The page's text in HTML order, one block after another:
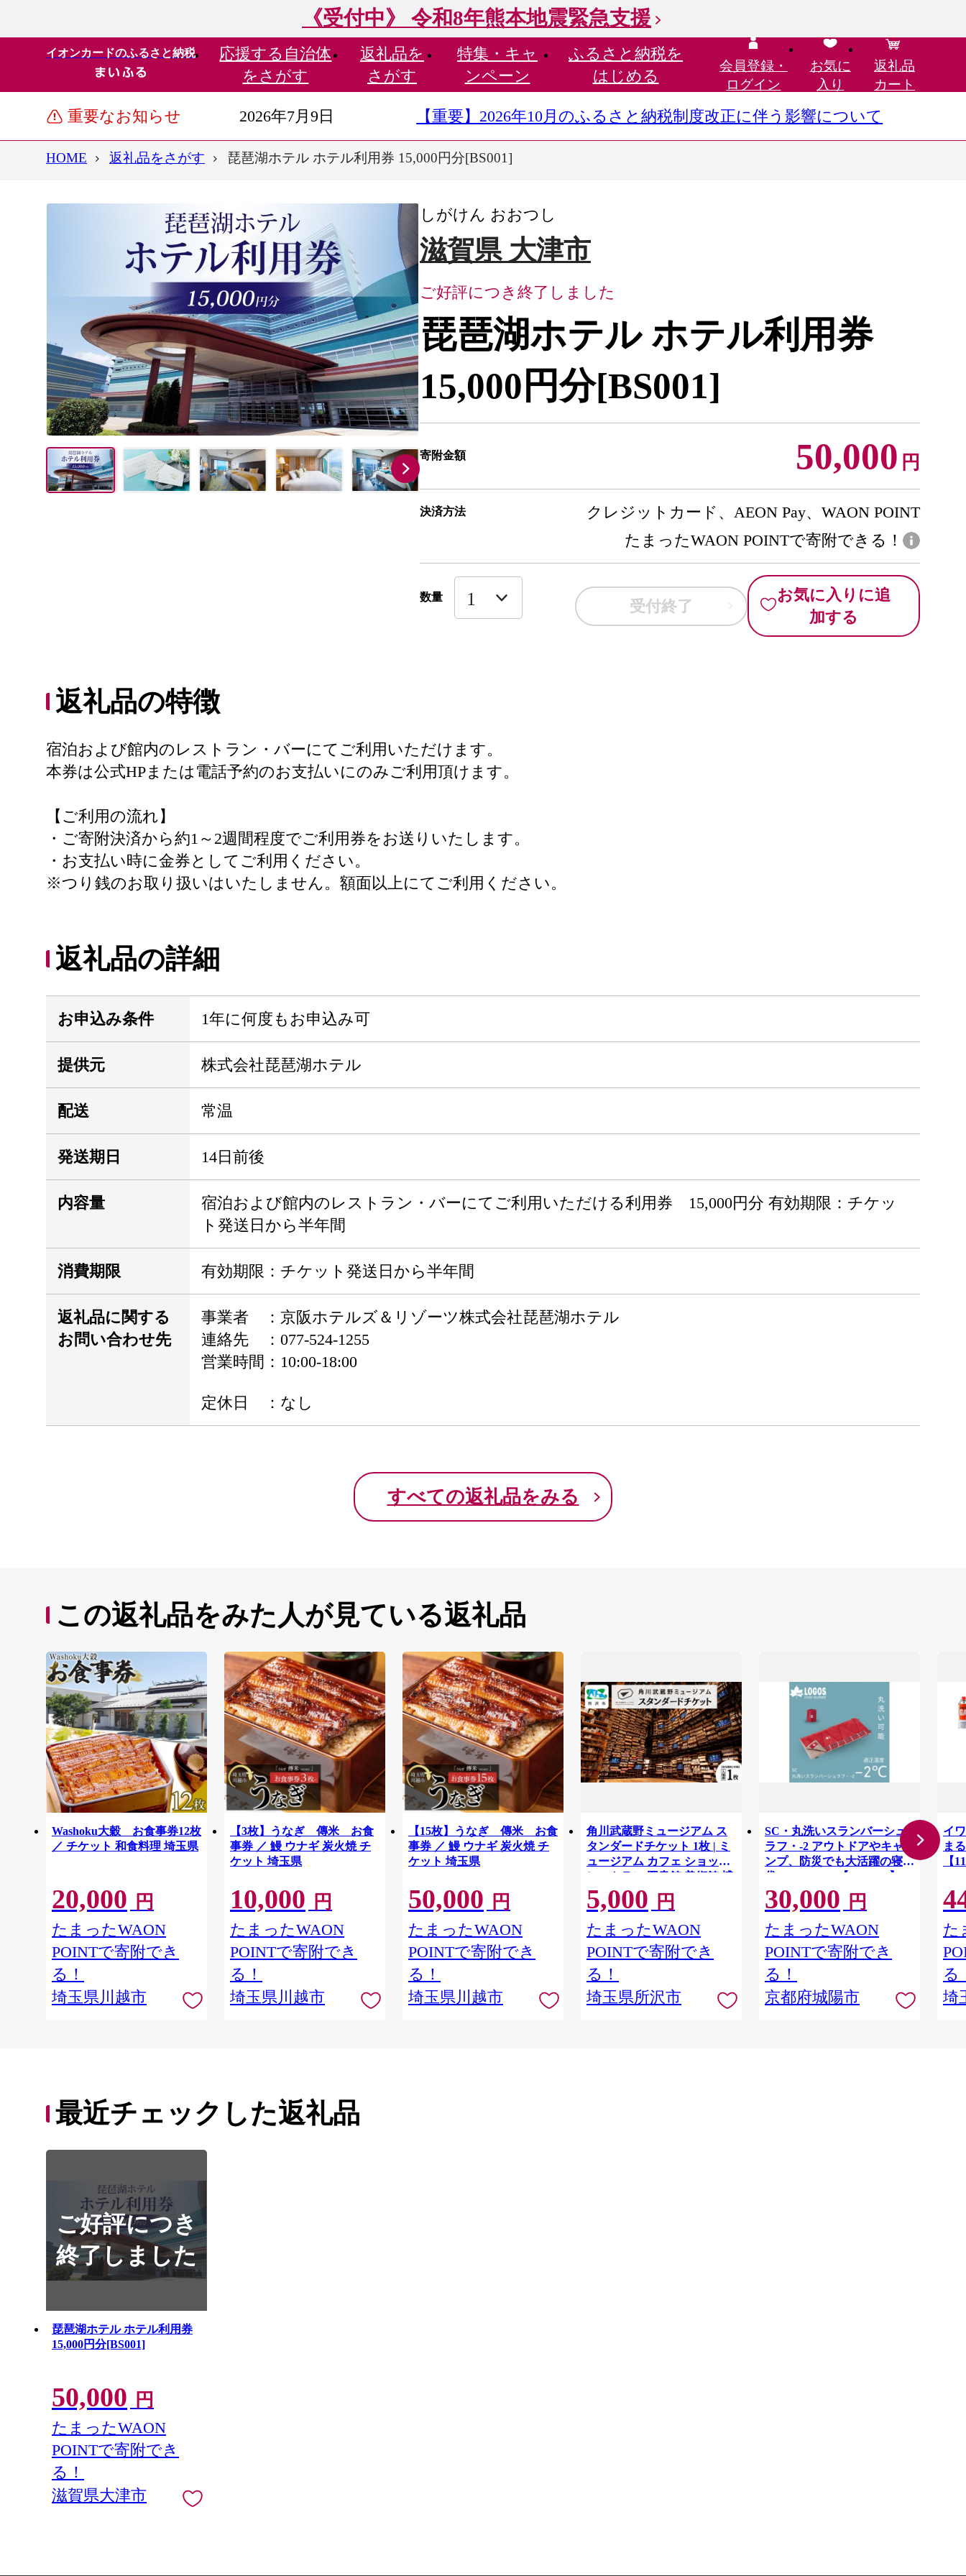
《受付中》 令和8年熊本地震緊急支援
イオンカードのふるさと納税 応援する 自治体
をさがす
返礼品を
さがす
特集・ キャ
ンペーン
ふるさと納税を
はじめる
会員登録・
ログイン
お気に
入り
返礼品
カート
重要なお知らせ 2026年7月9日 【重要】2026年10月のふるさと納税制度改正に伴う影響について
HOME 返礼品をさがす 琵琶湖ホテル ホテル利用券 15,000円分[BS001]
しがけん おおつし
滋賀県 大津市
ご好評につき終了しました
琵琶湖ホテル ホテル利用券
15,000円分[BS001]
寄附金額 50,000 円
決済方法
クレジットカード、AEON Pay、WAON POINT
たまったWAON POINTで寄附できる！
数量 受付終了
お気に入りに追
加する
返礼品の特徴
宿泊および館内のレストラン・バーにてご利用いただけます。
本券は公式HPまたは電話予約のお支払いにのみご利用頂けます。
【ご利用の流れ】
・ご寄附決済から約1～2週間程度でご利用券をお送りいたします。
・お支払い時に金券としてご利用ください。
※つり銭のお取り扱いはいたしません。額面以上にてご利用ください。
返礼品の詳細
お申込み条件 1年に何度もお申込み可
提供元 株式会社琵琶湖ホテル
配送 常温
発送期日 14日前後
内容量
宿泊および館内のレストラン・バーにてご利用いただける利用券 15,000円分 有効期限：チケッ
ト発送日から半年間
消費期限 有効期限：チケット発送日から半年間
返礼品に関する
お問い合わせ先
事業者 ：京阪ホテルズ＆リゾーツ株式会社琵琶湖ホテル
連絡先 ：077-524-1255
営業時間：10:00-18:00
定休日 ：なし
すべての返礼品をみる
この返礼品をみた人が見ている返礼品
Washoku大穀 お食事券12枚
／ チケット 和食料理 埼玉県
20,000 円
たまったWAON
POINTで寄附でき
る！
埼玉県川越市
【3枚】うなぎ 傳米 お食
事券 ／ 鰻 ウナギ 炭火焼 チ
ケット 埼玉県
10,000 円
たまったWAON
POINTで寄附でき
る！
埼玉県川越市
【15枚】うなぎ 傳米 お食
事券 ／ 鰻 ウナギ 炭火焼 チ
ケット 埼玉県
50,000 円
たまったWAON
POINTで寄附でき
る！
埼玉県川越市
角川武蔵野ミュージアム ス
タンダードチケット 1枚 | ミ
ュージアム カフェ ショップ
レストラン 図書館 美術館 博
物館 アート 文化複合施設 文
学 角川 KADOKAWA 角川作
品 本棚 本棚劇場 漫画 マンガ
隈研吾 チケット 埼玉県 所沢
市
5,000 円
たまったWAON
POINTで寄附でき
る！
埼玉県所沢市
SC・丸洗いスランバーシュ
ラフ・-2 アウトドアやキャ
ンプ、防災でも大活躍の寝
袋! 72602035【1663767】
30,000 円
たまったWAON
POINTで寄附でき
る！
京都府城陽市
イ
ま
【
た
る
埼
最近チェックした返礼品
ご好評につき
終了しました
琵琶湖ホテル ホテル利用券
15,000円分[BS001]
50,000 円
たまったWAON
POINTで寄附でき
る！
滋賀県大津市